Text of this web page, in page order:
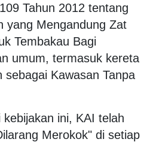
Tahun 2012 tentang
yang Mengandung Zat
Tembakau Bagi
umum, termasuk kereta
Kawasan Tanpa
ini, KAI telah
Merokok" di setiap